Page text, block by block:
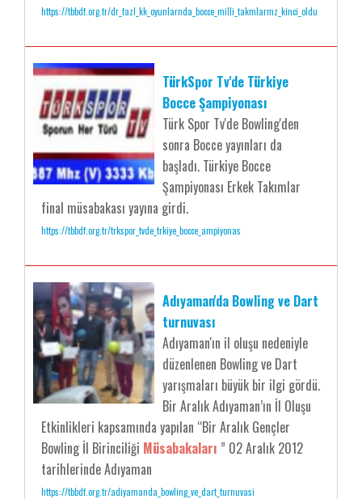
https://tbbdf.org.tr/dr_fazl_kk_oyunlarnda_bocce_milli_takmlarmz_kinci_oldu
TürkSpor Tv'de Türkiye
Bocce Şampiyonası
Türk Spor Tv'de Bowling'den
sonra Bocce yayınları da
başladı. Türkiye Bocce
Şampiyonası Erkek Takımlar
final müsabakası yayına girdi.
https://tbbdf.org.tr/trkspor_tvde_trkiye_bocce_ampiyonas
Adıyaman'da Bowling ve Dart
turnuvası
Adıyaman'ın il oluşu nedeniyle
düzenlenen Bowling ve Dart
yarışmaları büyük bir ilgi gördü.
Bir Aralık Adıyaman’ın İl Oluşu
Etkinlikleri kapsamında yapılan “Bir Aralık Gençler
Bowling İl Birinciliği Müsabakaları ” 02 Aralık 2012
tarihlerinde Adıyaman
https://tbbdf.org.tr/adiyamanda_bowling_ve_dart_turnuvasi